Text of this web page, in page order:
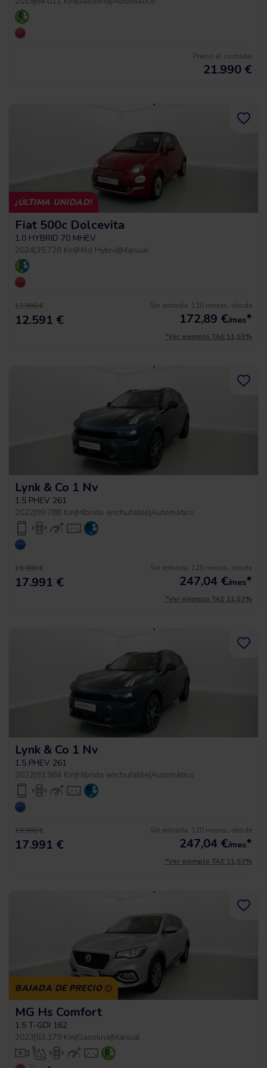
Precio al contado
21.990 €
¡ÚLTIMA UNIDAD!
Fiat 500c Dolcevita
1.0 HYBRID 70 MHEV
2024|35.728 Km|Mild Hybrid|Manual
13.990 €
12.591 €
Sin entrada, 120 meses, desde
172,89 €/mes*
*Ver ejemplo TAE 11,53%
Lynk & Co 1 Nv
1.5 PHEV 261
2022|99.788 Km|Híbrido enchufable|Automático
19.990 €
17.991 €
Sin entrada, 120 meses, desde
247,04 €/mes*
*Ver ejemplo TAE 11,53%
Lynk & Co 1 Nv
1.5 PHEV 261
2022|93.984 Km|Híbrido enchufable|Automático
19.990 €
17.991 €
Sin entrada, 120 meses, desde
247,04 €/mes*
*Ver ejemplo TAE 11,53%
BAJADA DE PRECIO
MG Hs Comfort
1.5 T-GDI 162
2023|53.379 Km|Gasolina|Manual